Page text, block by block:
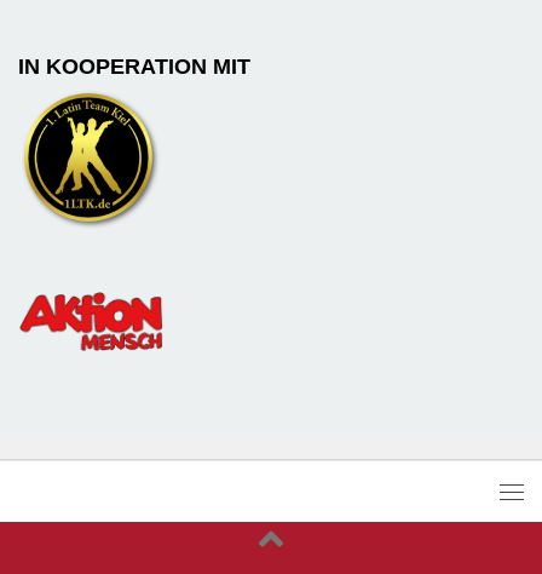
IN KOOPERATION MIT